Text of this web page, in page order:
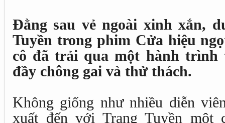
Đằng sau vẻ ngoài xinh xắn,
Tuyền trong phim Cửa hiệu
cô đã trải qua một hành trình
đầy chông gai và thử thách.
Không giống như nhiều diễn
xuất đến với Trang Tuyền một